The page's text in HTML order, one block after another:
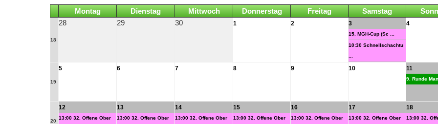
Montag Dienstag Mittwoch Donnerstag Freitag Samstag
18
28 29 30 1 2 3
15. MGH-Cup (Sc ...
10:30 Schnellschachtu
4
19
5 6 7 8 9 10 11
9. Runde
20
12
13:00 32. Offene Ober
13
13:00 32. Offene Ober
14
13:00 32. Offene Ober
15
13:00 32. Offene Ober
16
13:00 32. Offene Ober
17
13:00 32. Offene Ober
18
13:00 32.